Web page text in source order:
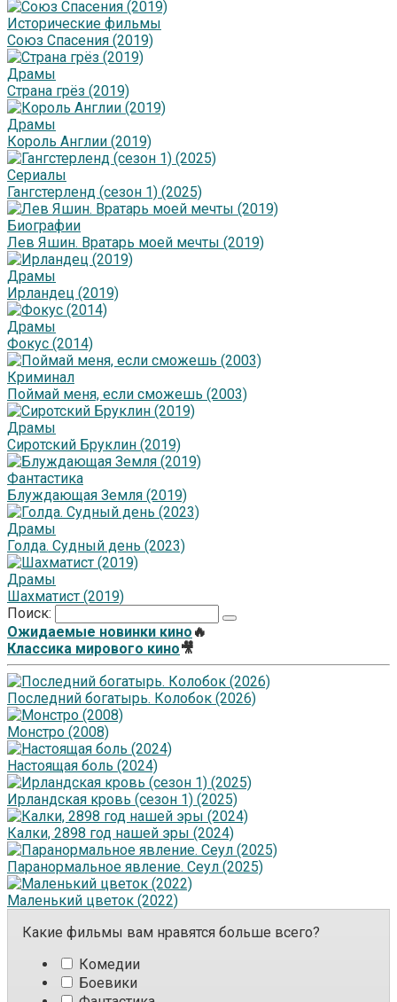
Исторические фильмы
Союз Спасения (2019)
Драмы
Страна грёз (2019)
Драмы
Король Англии (2019)
Сериалы
Гангстерленд (сезон 1) (2025)
Биографии
Лев Яшин. Вратарь моей мечты (2019)
Драмы
Ирландец (2019)
Драмы
Фокус (2014)
Криминал
Поймай меня, если сможешь (2003)
Драмы
Сиротский Бруклин (2019)
Фантастика
Блуждающая Земля (2019)
Драмы
Голда. Судный день (2023)
Драмы
Шахматист (2019)
Поиск:
Ожидаемые новинки кино 🔥
Классика мирового кино🎥
Последний богатырь. Колобок (2026)
Монстро (2008)
Настоящая боль (2024)
Ирландская кровь (сезон 1) (2025)
Калки, 2898 год нашей эры (2024)
Паранормальное явление. Сеул (2025)
Маленький цветок (2022)
Какие фильмы вам нравятся больше всего?
Комедии
Боевики